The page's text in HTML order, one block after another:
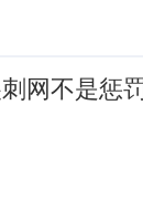
网不是惩